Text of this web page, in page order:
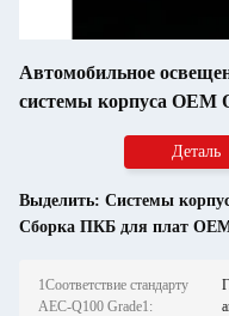
Автомобильное
системы корпуса OEM
Деталь
Выделить: Системы
Сборка ПКБ для плат
1Соответствие стандарту
AEC-Q100 Grade1: